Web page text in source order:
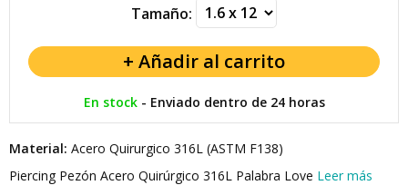
Tamaño:
En stock- Enviado dentro de 24 horas
Material: Acero Quirurgico 316L (ASTM F138)
Piercing Pezón Acero Quirúrgico 316L Palabra Love Leer más